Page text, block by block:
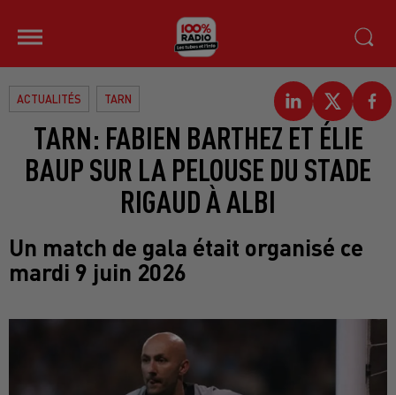
ACTUALITÉS TARN
TARN: FABIEN BARTHEZ ET ÉLIE
BAUP SUR LA PELOUSE DU STADE
RIGAUD À ALBI
Un match de gala était organisé ce
mardi 9 juin 2026